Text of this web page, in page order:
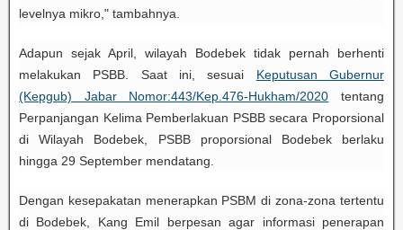
levelnya mikro," tambahnya.
Adapun sejak April, wilayah Bodebek tidak pernah berhenti
melakukan PSBB. Saat ini, sesuai Keputusan Gubernur
(Kepgub) Jabar Nomor:443/Kep.476-Hukham/2020 tentang
Perpanjangan Kelima Pemberlakuan PSBB secara Proporsional
di Wilayah Bodebek, PSBB proporsional Bodebek berlaku
hingga 29 September mendatang.
Dengan kesepakatan menerapkan PSBM di zona-zona tertentu
di Bodebek, Kang Emil berpesan agar informasi penerapan